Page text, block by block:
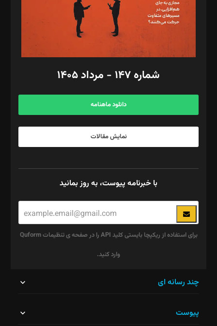
فیلمبرداری و عکاسی: امیر شفیعی، مانی لطفی زاده
گرافیک و صفحه‌آرایی: سید‌سبحان‌علی ثابت
مد‌یر توسعه تجاری: کامبیز برید‌
امور مالی: شاپور رهبری، محمد‌ کاظمی‌نیا
آگهی و مشترکین: ۰۹۱۹۹۹۹۰۴۵۴
شماره ۱۴۷ - مرداد ۱۴۰۵
دانلود ماهنامه
نمایش مقالات
با خبرنامه پیوست، به روز بمانید
برای استفاده از ریکپچا بایستی کلید API را در صفحه ی تنظیمات Quform
وارد کنید.
نباید
چند رسانه ای
پیوست